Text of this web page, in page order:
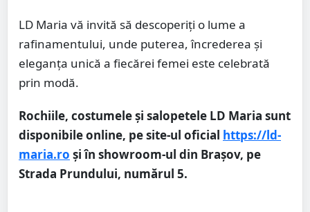
LD Maria vă invită să descoperiți o lume a
rafinamentului, unde puterea, încrederea și
eleganța unică a fiecărei femei este celebrată
prin modă.
Rochiile, costumele și salopetele LD Maria sunt
disponibile online, pe site-ul oficial https://ld-
maria.ro și în showroom-ul din Brașov, pe
Strada Prundului, numărul 5.